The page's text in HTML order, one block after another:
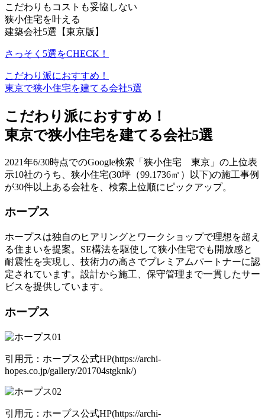
こだわりもコストも妥協しない
狭小住宅を叶える
建築会社5選【東京版】
さっそく5選をCHECK！
こだわり派におすすめ！
東京で狭小住宅を建てる会社5選
こだわり派におすすめ！
東京で狭小住宅を建てる会社5選
2021年6/30時点でのGoogle検索「狭小住宅 東京」の上位表
示10社のうち、狭小住宅(30坪（99.1736㎡）以下)の施工事例
が30件以上ある会社を、検索上位順にピックアップ。
ホープス
ホープスは独自のヒアリングとワークショップで理想を超え
る住まいを提案。SE構法を駆使して狭小住宅でも開放感と
耐震性を実現し、技術力の高さでプレミアムパートナーに認
定されています。設計から施工、保守管理まで一貫したサー
ビスを提供しています。
ホープス
引用元：ホープス公式HP(https://archi-
hopes.co.jp/gallery/201704stgknk/)
引用元：ホープス公式HP(https://archi-